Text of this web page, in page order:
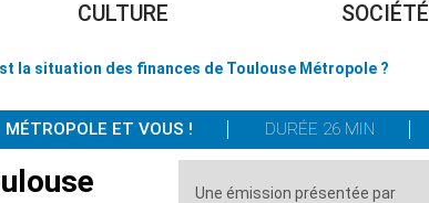
CULTURE SOCIÉTÉ
la situation des finances de Toulouse Métropole ?
MÉTROPOLE ET VOUS ! DURÉE 26 MIN
Une émission présentée par